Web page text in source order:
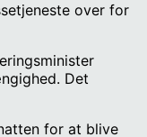
over for
Det
for at blive